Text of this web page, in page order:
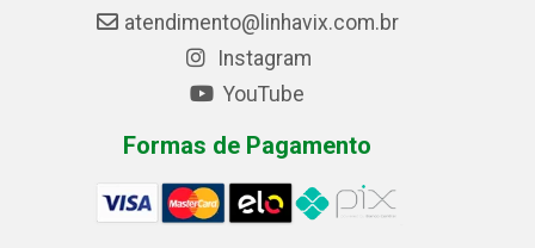
atendimento@linhavix.com.br
Instagram
YouTube
Formas de Pagamento